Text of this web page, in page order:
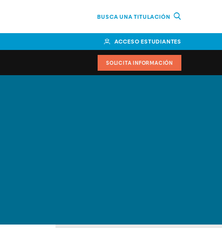
BUSCA UNA TITULACIÓN
ACCESO ESTUDIANTES
SOLICITA INFORMACIÓN